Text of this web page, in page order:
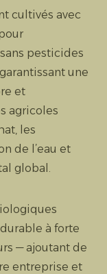
cultivés avec
pesticides
une
et
agricoles
les
de l’eau et
global.
à forte
— ajoutant de
entreprise et